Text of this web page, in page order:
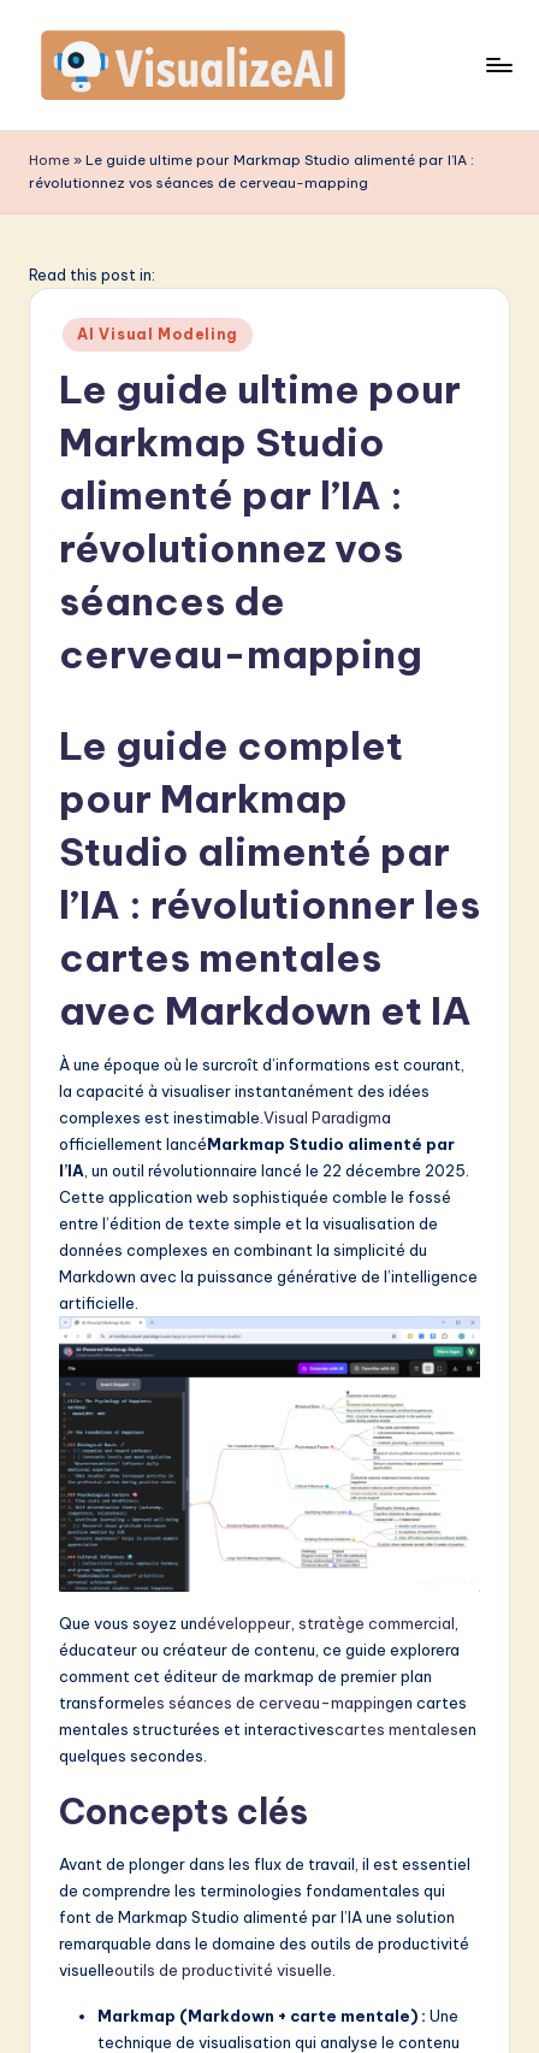
content
is
u
li
A
&
S
o
w
o
ti
o
Home » Le guide ultime pour Markmap Studio alimenté par l’IA :
révolutionnez vos séances de cerveau-mapping
Read this post in:
Posted
in
AI Visual Modeling
Le guide ultime pour
Markmap Studio
alimenté par l’IA :
révolutionnez vos
séances de
cerveau-mapping
Le guide complet
pour Markmap
Studio alimenté par
l’IA : révolutionner les
cartes mentales
avec Markdown et IA
À une époque où le surcroît d’informations est courant,
la capacité à visualiser instantanément des idées
complexes est inestimable. Visual Paradigma
officiellement lancéMarkmap Studio alimenté par
l’IA , un outil révolutionnaire lancé le 22 décembre 2025.
Cette application web sophistiquée comble le fossé
entre l’édition de texte simple et la visualisation de
données complexes en combinant la simplicité du
Markdown avec la puissance générative de l’intelligence
artificielle.
Que vous soyez undéveloppeur stratège commercial
éducateur ou créateur de contenu, ce guide explorera
comment cet éditeur de markmap de premier plan
transformeles séances de cerveau-mappingen cartes
mentales structurées et interactivescartes mentalesen
quelques secondes.
Concepts clés
Avant de plonger dans les flux de travail, il est essentiel
de comprendre les terminologies fondamentales qui
font de Markmap Studio alimenté par l’IA une solution
remarquable dans le domaine des outils de productivité
visuelleoutils de productivité visuelle
Markmap (Markdown + carte mentale) : Une
technique de visualisation qui analyse le contenu